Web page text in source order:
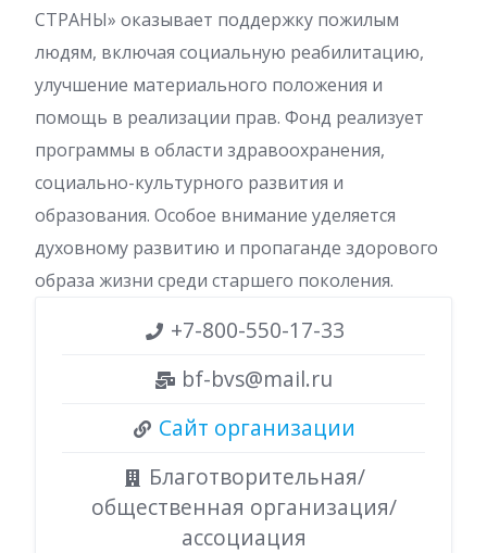
СТРАНЫ» оказывает поддержку пожилым
людям, включая социальную реабилитацию,
улучшение материального положения и
помощь в реализации прав. Фонд реализует
программы в области здравоохранения,
социально-культурного развития и
образования. Особое внимание уделяется
духовному развитию и пропаганде здорового
образа жизни среди старшего поколения.
+7-800-550-17-33
bf-bvs@mail.ru
Сайт организации
Благотворительная/
общественная организация/
ассоциация